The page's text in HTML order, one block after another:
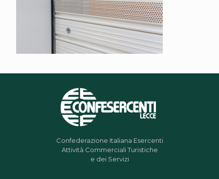
Confederazione Italiana Esercenti
Attività Commerciali Turistiche
e dei Servizi